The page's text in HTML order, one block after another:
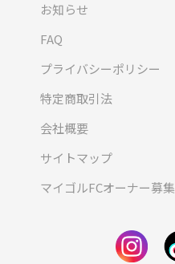
お知らせ
FAQ
プライバシーポリシー
特定商取引法
会社概要
サイトマップ
マイゴルFCオーナー募集